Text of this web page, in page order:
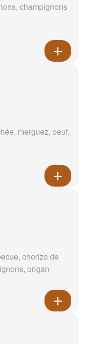
champignons
merguez, oeuf,
chorizo de
origan